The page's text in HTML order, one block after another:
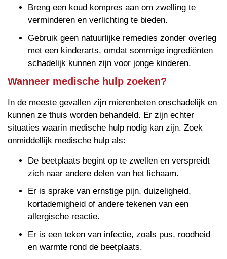
Breng een koud kompres aan om zwelling te
verminderen en verlichting te bieden.
Gebruik geen natuurlijke remedies zonder overleg
met een kinderarts, omdat sommige ingrediënten
schadelijk kunnen zijn voor jonge kinderen.
Wanneer medische hulp zoeken?
In de meeste gevallen zijn mierenbeten onschadelijk en
kunnen ze thuis worden behandeld. Er zijn echter
situaties waarin medische hulp nodig kan zijn. Zoek
onmiddellijk medische hulp als:
De beetplaats begint op te zwellen en verspreidt
zich naar andere delen van het lichaam.
Er is sprake van ernstige pijn, duizeligheid,
kortademigheid of andere tekenen van een
allergische reactie.
Er is een teken van infectie, zoals pus, roodheid
en warmte rond de beetplaats.